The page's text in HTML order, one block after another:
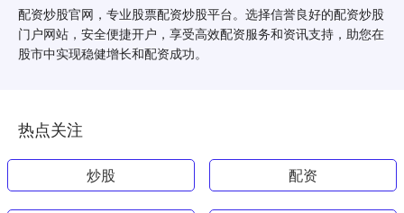
配资炒股官网，专业股票配资炒股平台。选择信誉良好的配资炒股
门户网站，安全便捷开户，享受高效配资服务和资讯支持，助您在
股市中实现稳健增长和配资成功。
热点关注
炒股 配资